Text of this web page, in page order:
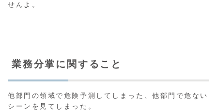
せんよ。
業務分掌に関すること
他部門の領域で危険予測してしまった、他部門で危ない
シーンを見てしまった。